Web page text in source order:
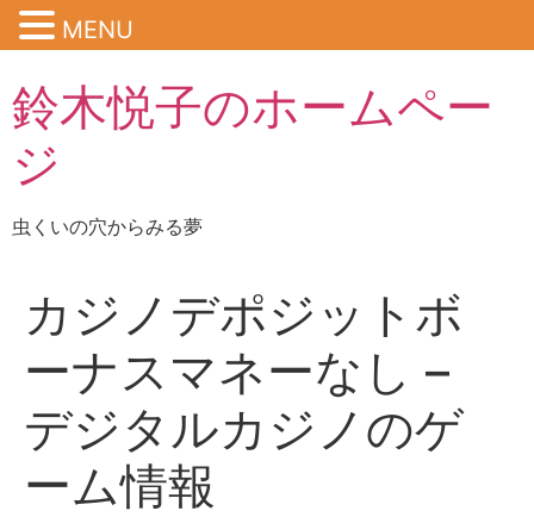
鈴木悦子のホームペー
ジ
虫くいの穴からみる夢
カジノデポジットボ
ーナスマネーなし –
デジタルカジノのゲ
ーム情報
MENU